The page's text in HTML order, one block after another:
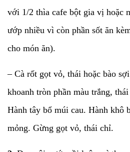
với 1/2 thìa cafe bột gia vị hoặc
ướp nhiều vì còn phần sốt ăn
cho món ăn).
– Cà rốt gọt vỏ, thái hoặc bào
khoanh tròn phần màu trắng,
Hành tây bổ múi cau. Hành khô
mỏng. Gừng gọt vỏ, thái chỉ.